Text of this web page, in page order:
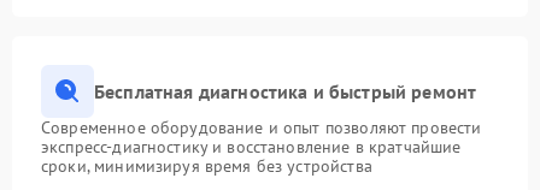
Бесплатная диагностика и быстрый ремонт
Современное оборудование и опыт позволяют провести
экспресс-диагностику и восстановление в кратчайшие
сроки, минимизируя время без устройства